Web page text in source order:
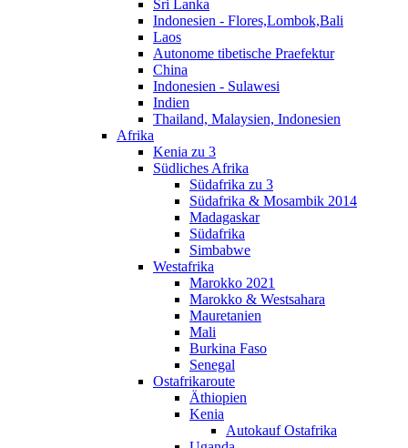
Sri Lanka
Indonesien - Flores,Lombok,Bali
Laos
Autonome tibetische Praefektur
China
Indonesien - Sulawesi
Indien
Thailand, Malaysien, Indonesien
Afrika
Kenia zu 3
Südliches Afrika
Südafrika zu 3
Südafrika & Mosambik 2014
Madagaskar
Südafrika
Simbabwe
Westafrika
Marokko 2021
Marokko & Westsahara
Mauretanien
Mali
Burkina Faso
Senegal
Ostafrikaroute
Äthiopien
Kenia
Autokauf Ostafrika